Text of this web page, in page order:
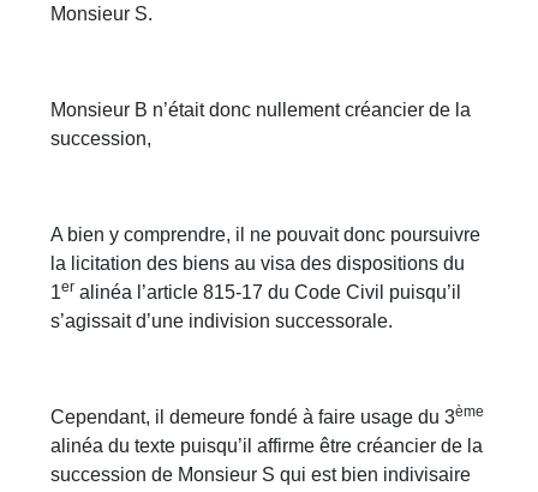
Monsieur S.
Monsieur B n’était donc nullement créancier de la
succession,
A bien y comprendre, il ne pouvait donc poursuivre
la licitation des biens au visa des dispositions du
1er alinéa l’article 815-17 du Code Civil puisqu’il
s’agissait d’une indivision successorale.
Cependant, il demeure fondé à faire usage du 3ème
alinéa du texte puisqu’il affirme être créancier de la
succession de Monsieur S qui est bien indivisaire